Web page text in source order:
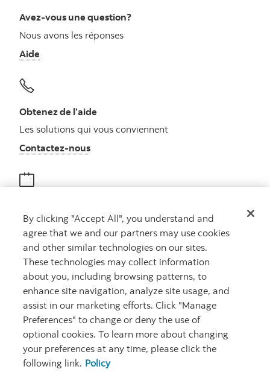
Avez-vous une question?
Nous avons les réponses
Aide
Obtenez de l’aide
Les solutions qui vous conviennent
Contactez-nousAutres numéros, contactez-nous par
Rencontrez un conseiller
Prenez rendez-vous
Carrières Ma banque à moi Notes juridiques Confidentialité
By clicking "Accept All", you understand and
agree that we and our partners may use cookies
and other similar technologies on our sites.
These technologies may collect information
about you, including browsing patterns, to
enhance site navigation, analyze site usage, and
assist in our marketing efforts. Click "Manage
Preferences" to change or deny the use of
optional cookies. To learn more about changing
your preferences at any time, please click the
following link. Policy